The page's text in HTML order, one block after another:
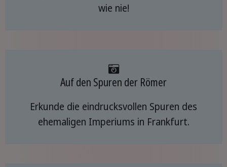
wie nie!
Auf den Spuren der Römer
Erkunde die eindrucksvollen Spuren des
ehemaligen Imperiums in Frankfurt.